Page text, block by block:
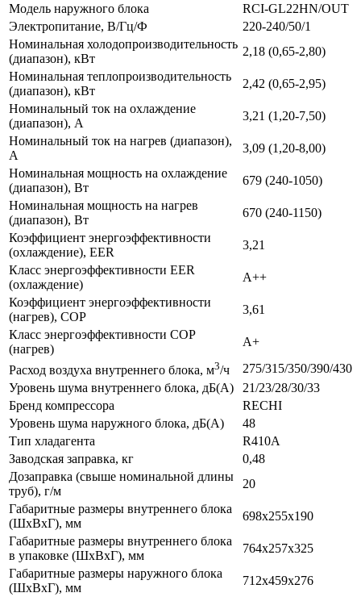
Модель наружного блока
RCI-GL22HN/OUT
Электропитание, В/Гц/Ф
220-240/50/1
Номинальная холодопроизводительность
(диапазон), кВт
2,18 (0,65-2,80)
Номинальная теплопроизводительность
(диапазон), кВт
2,42 (0,65-2,95)
Номинальный ток на охлаждение
(диапазон), А
3,21 (1,20-7,50)
Номинальный ток на нагрев (диапазон),
А
3,09 (1,20-8,00)
Номинальная мощность на охлаждение
(диапазон), Вт
679 (240-1050)
Номинальная мощность на нагрев
(диапазон), Вт
670 (240-1150)
Коэффициент энергоэффективности
(охлаждение), EER
3,21
Класс энергоэффективности EER
(охлаждение)
A++
Коэффициент энергоэффективности
(нагрев), COP
3,61
Класс энергоэффективности COP
(нагрев)
A+
Расход воздуха внутреннего блока, м3/ч
275/315/350/390/430
Уровень шума внутреннего блока, дБ(А)
21/23/28/30/33
Бренд компрессора
RECHI
Уровень шума наружного блока, дБ(A)
48
Тип хладагента
R410A
Заводская заправка, кг
0,48
Дозаправка (свыше номинальной длины
труб), г/м
20
Габаритные размеры внутреннего блока
(ШхВхГ), мм
698x255x190
Габаритные размеры внутреннего блока
в упаковке (ШхВхГ), мм
764x257x325
Габаритные размеры наружного блока
(ШхВхГ), мм
712x459x276